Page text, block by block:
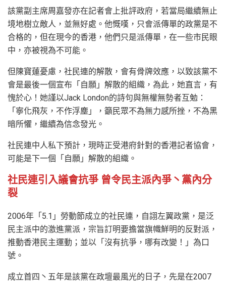
該黨副主席周嘉發亦在記者會上批評政府，若當局繼續無止
境地樹立敵人，並無好處。他慨嘆，只會派傳單的政黨是不
合格的，但在現今的香港，他們只是派傳單，在一些市民眼
中，亦被視為不可能。
但陳寶蓮憂慮，社民連的解散，會有骨牌效應，以致該黨不
會是最後一個宣布「自願」解散的組織，為此，她直言，有
愧於心！她謹以Jack London的詩句與無權無勢者互勉：
「寧化飛灰，不作浮塵」，籲民眾不為無力感所挫，不為黑
暗所懼，繼續為信念發光。
社民連中人私下預計，現時正受港府針對的香港記者協會，
可能是下一個「自願」解散的組織。
社民連引入議會抗爭 曾令民主派內爭丶黨內分
裂
2006年「5.1」勞動節成立的社民連，自詡左翼政黨，是泛
民主派中的激進黨派，宗旨訂明要擔當旗幟鮮明的反對派，
推動香港民主運動；並以「沒有抗爭，哪有改變！」為口
號。
成立首四丶五年是該黨在政壇最風光的日子，先是在2007